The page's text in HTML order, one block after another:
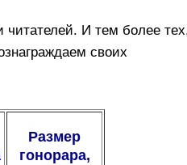
читателей. И тем более
своих
Размер
гонорара,